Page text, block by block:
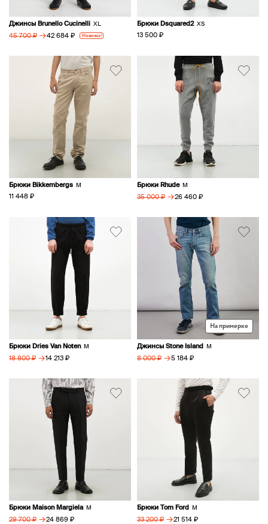
Джинсы Brunello Cucinelli XL
45 700 ₽ → 42 684 ₽ Новинка!
Брюки Dsquared2 XS
13 500 ₽
Брюки Bikkembergs M
11 448 ₽
Брюки Rhude M
35 000 ₽ → 26 460 ₽
Брюки Dries Van Noten M
18 800 ₽ → 14 213 ₽
На примерке
Джинсы Stone Island M
8 000 ₽ → 5 184 ₽
Брюки Maison Margiela M
29 700 ₽ → 24 869 ₽
Брюки Tom Ford M
33 200 ₽ → 21 514 ₽